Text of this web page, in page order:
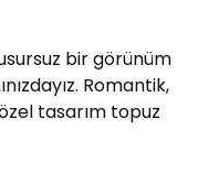
bir görünüm
Romantik,
tasarım topuz